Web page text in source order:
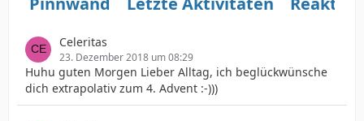
Celeritas
23. Dezember 2018 um 08:29
Huhu guten Morgen Lieber Alltag, ich beglückwünsche
dich extrapolativ zum 4. Advent :-)))